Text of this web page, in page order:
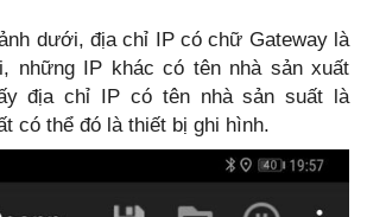
dưới, địa chỉ IP có chữ Gateway là
những IP khác có tên nhà sản xuất
địa chỉ IP có tên nhà sản suất là
có thể đó là thiết bị ghi hình.